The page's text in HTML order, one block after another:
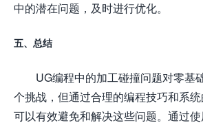
中的潜在问题，及时进行优化。
五、总结
UG编程中的加工碰撞问题对零基
个挑战，但通过合理的编程技巧和系统
可以有效避免和解决这些问题。通过